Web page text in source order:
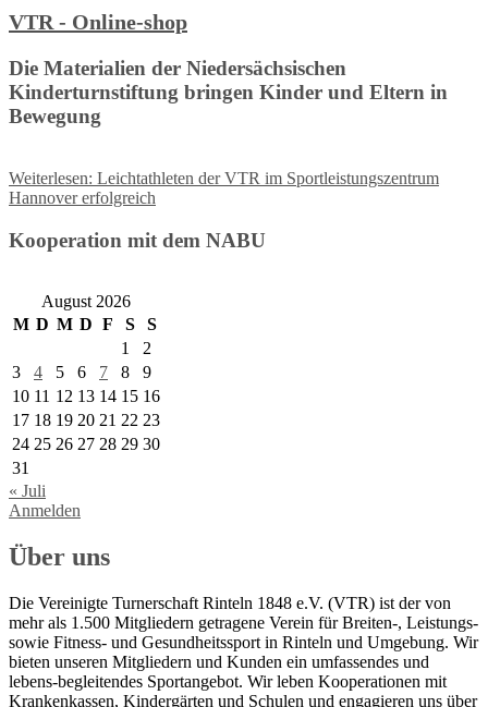
VTR - Online-shop
Die Materialien der Niedersächsischen
Kinderturnstiftung bringen Kinder und Eltern in
Bewegung
Weiterlesen: Leichtathleten der VTR im Sportleistungszentrum
Hannover erfolgreich
Kooperation mit dem NABU
August 2026
M D M D F S
S
1
2
3
4 5 6 7 8
9
10 11 12 13 14 15 16
17 18 19 20 21 22 23
24 25 26 27 28 29 30
31
« Juli
Anmelden
Über uns
Die Vereinigte Turnerschaft Rinteln 1848 e.V. (VTR) ist der von
mehr als 1.500 Mitgliedern getragene Verein für Breiten-, Leistungs-
sowie Fitness- und Gesundheitssport in Rinteln und Umgebung. Wir
bieten unseren Mitgliedern und Kunden ein umfassendes und
lebens-begleitendes Sportangebot. Wir leben Kooperationen mit
Krankenkassen, Kindergärten und Schulen und engagieren uns über